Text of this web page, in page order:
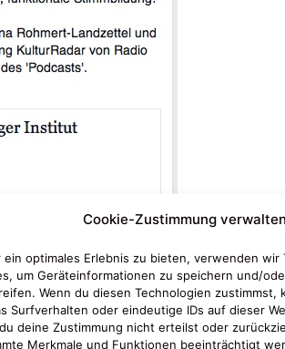
Cookie-Zustimmung verwalten
ein optimales Erlebnis zu bieten, verwenden wir
um Geräteinformationen zu speichern und/
Wenn du diesen Technologien zustimmst,
Surfverhalten oder eindeutige IDs auf dieser
deine Zustimmung nicht erteilst oder
Merkmale und Funktionen beeinträchtigt